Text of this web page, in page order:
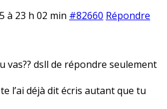
à 23 h 02 min #82660 Répondre
vas?? dsll de répondre seulement
l’ai déjà dit écris autant que tu